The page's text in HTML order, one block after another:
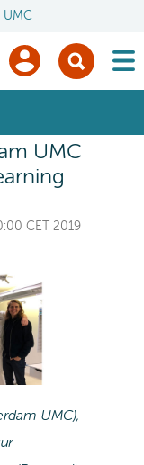
UMC
UMC
CET 2019
UMC),